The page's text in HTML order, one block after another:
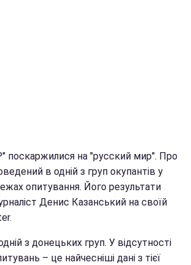
поскаржилися на "русский мир". Про
в одній з груп окупантів у
опитування. Його результати
Денис Казанський на своїй
з донецьких груп. У відсутності
– це найчесніші дані з тієї